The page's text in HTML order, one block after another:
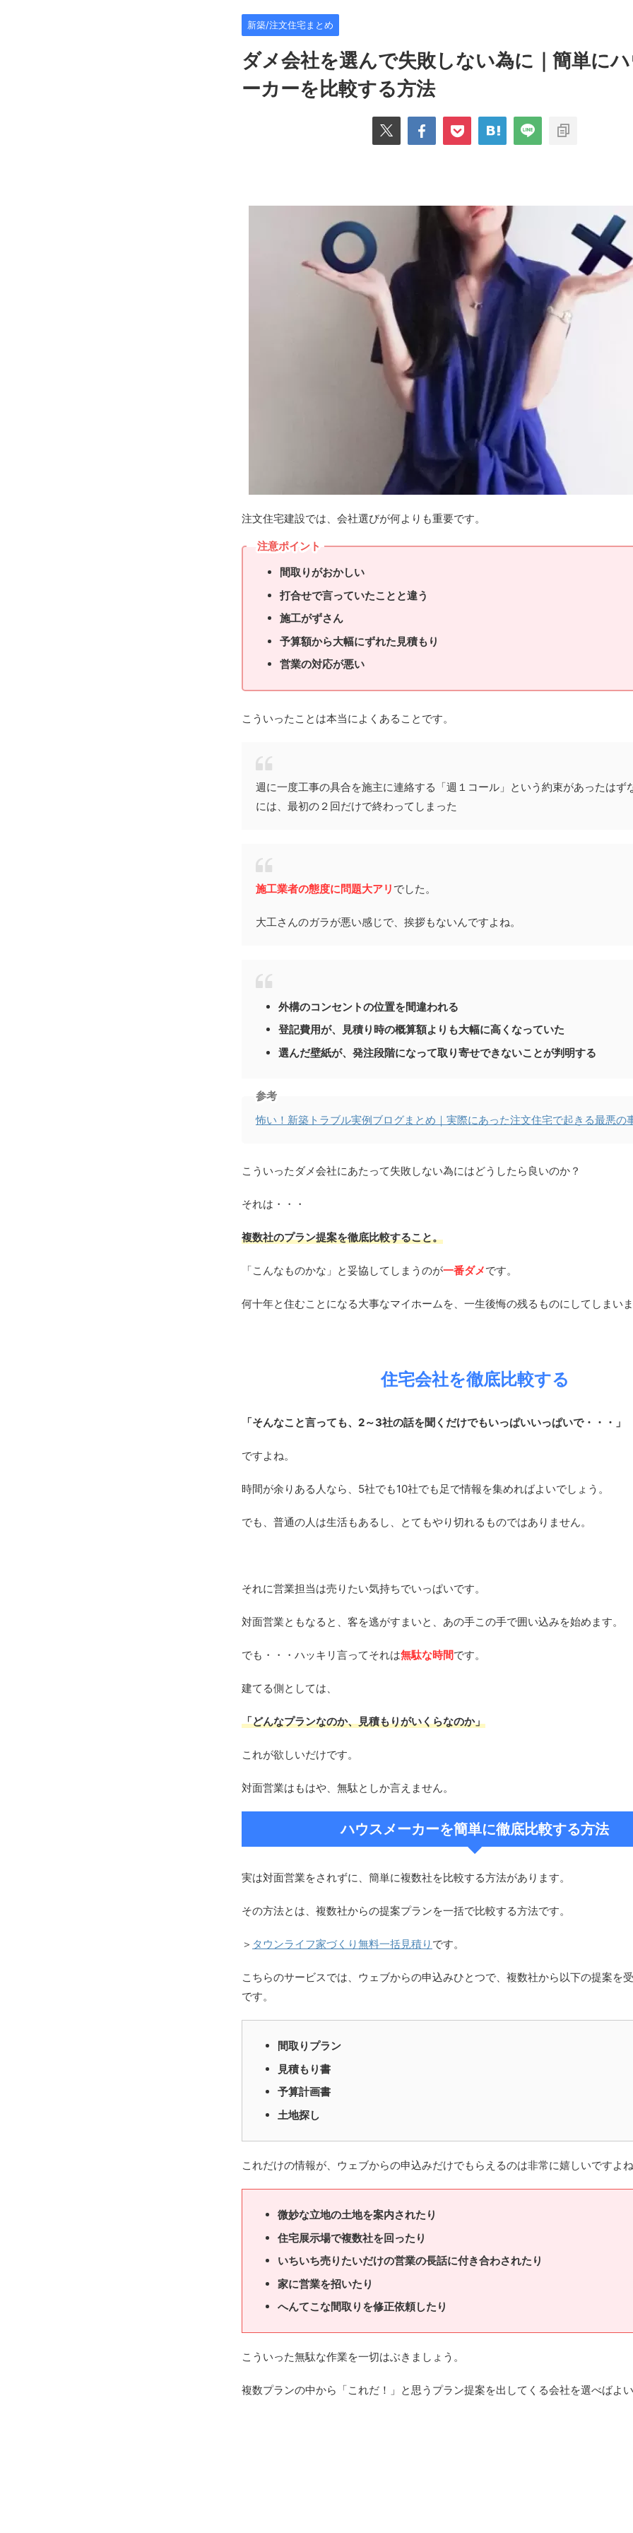
新築/注文住宅まとめ
ダメ会社を選んで失敗しない為に｜簡単に
ーカーを比較する方法
注文住宅建設では、会社選びが何よりも重要です。
注意ポイント
間取りがおかしい
打合せで言っていたことと違う
施工がずさん
予算額から大幅にずれた見積もり
営業の対応が悪い
こういったことは本当によくあることです。
週に一度工事の具合を施主に連絡する「週１コール」という約束があったはず
には、最初の２回だけで終わってしまった
施工業者の態度に問題大アリ でした。
大工さんのガラが悪い感じで、挨拶もないんですよね。
外構のコンセントの位置を間違われる
登記費用が、見積り時の概算額よりも大幅に高くなっていた
選んだ壁紙が、発注段階になって取り寄せできないことが判明する
参考
怖い！新築トラブル実例ブログまとめ｜実際にあった注文住宅で起きる最悪の
こういったダメ会社にあたって失敗しない為にはどうしたら良いのか？
それは・・・
複数社のプラン提案を徹底比較すること。
「こんなものかな」と妥協してしまうのが一番ダメです。
何十年と住むことになる大事なマイホームを、一生後悔の残るものにしてしまい
住宅会社を徹底比較する
「そんなこと言っても、2～3社の話を聞くだけでもいっぱいいっぱいで・・・」
ですよね。
時間が余りある人なら、5社でも10社でも足で情報を集めればよいでしょう。
でも、普通の人は生活もあるし、とてもやり切れるものではありません。
それに営業担当は売りたい気持ちでいっぱいです。
対面営業ともなると、客を逃がすまいと、あの手この手で囲い込みを始めます。
でも・・・ハッキリ言ってそれは無駄な時間です。
建てる側としては、
「どんなプランなのか、見積もりがいくらなのか」
これが欲しいだけです。
対面営業はもはや、無駄としか言えません。
ハウスメーカーを簡単に徹底比較する方法
実は対面営業をされずに、簡単に複数社を比較する方法があります。
その方法とは、複数社からの提案プランを一括で比較する方法です。
＞ タウンライフ家づくり無料一括見積り です。
こちらのサービスでは、ウェブからの申込みひとつで、複数社から以下の提案を
です。
間取りプラン
見積もり書
予算計画書
土地探し
これだけの情報が、ウェブからの申込みだけでもらえるのは非常に嬉しいですよ
微妙な立地の土地を案内されたり
住宅展示場で複数社を回ったり
いちいち売りたいだけの営業の長話に付き合わされたり
家に営業を招いたり
へんてこな間取りを修正依頼したり
こういった無駄な作業を一切はぶきましょう。
複数プランの中から「これだ！」と思うプラン提案を出してくる会社を選べばよ